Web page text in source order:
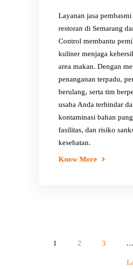
Layanan jasa
restoran di Semarang
Control membantu
kuliner menjaga
area makan. Dengan
penanganan terpadu,
berulang, serta tim
usaha Anda terhindar
kontaminasi bahan
fasilitas, dan risiko
kesehatan.
Know More
1 2 3 …